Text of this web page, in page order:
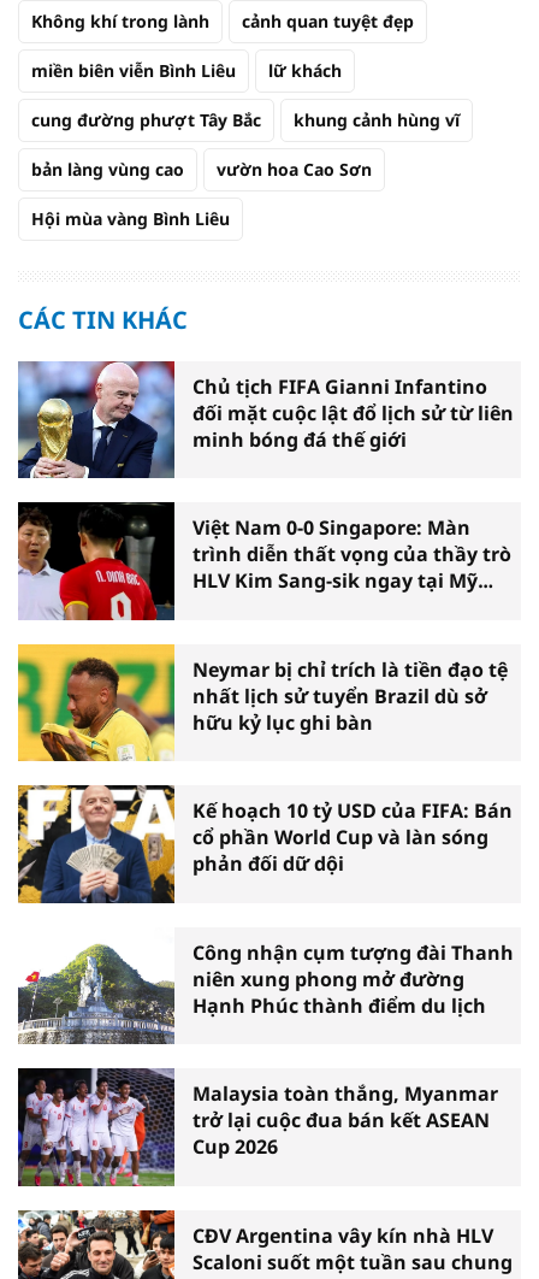
Không khí trong lành cảnh quan tuyệt đẹp
miền biên viễn Bình Liêu lữ khách
cung đường phượt Tây Bắc khung cảnh hùng vĩ
bản làng vùng cao vườn hoa Cao Sơn
Hội mùa vàng Bình Liêu
CÁC TIN KHÁC
Chủ tịch FIFA Gianni Infantino
đối mặt cuộc lật đổ lịch sử từ liên
minh bóng đá thế giới
Việt Nam 0-0 Singapore: Màn
trình diễn thất vọng của thầy trò
HLV Kim Sang-sik ngay tại Mỹ
Neymar bị chỉ trích là tiền đạo tệ
nhất lịch sử tuyển Brazil dù sở
hữu kỷ lục ghi bàn
Kế hoạch 10 tỷ USD của FIFA: Bán
cổ phần World Cup và làn sóng
phản đối dữ dội
Công nhận cụm tượng đài Thanh
niên xung phong mở đường
Hạnh Phúc thành điểm du lịch
Malaysia toàn thắng, Myanmar
trở lại cuộc đua bán kết ASEAN
Cup 2026
CĐV Argentina vây kín nhà HLV
Scaloni suốt một tuần sau chung